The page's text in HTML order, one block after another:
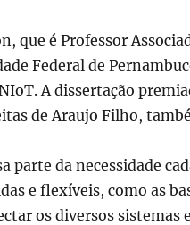
que é Professor
Federal de
A dissertação
de Araujo Filho,
parte da necessidade
e flexíveis, como as
os diversos sistemas